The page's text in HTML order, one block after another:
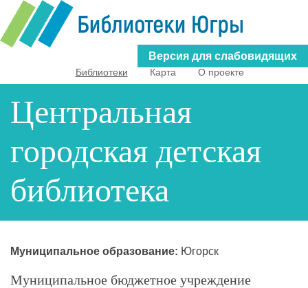
Перейти
основному
Версия для слабовидящих
Библиотеки Карта О проекте
Центральная
городская детская
библиотека
Муниципальное образование: Югорск
Муниципальное бюджетное учреждение